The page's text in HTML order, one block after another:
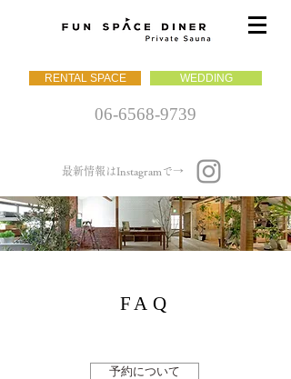
RENTAL SPACE WEDDING
06-6568-9739
最新情報はInstagramで→
FAQ
予約について